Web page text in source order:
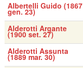
Albertelli Guido (1867
gen. 23)
Alderotti Argante
(1900 set. 27)
Alderotti Assunta
(1889 mar. 30)